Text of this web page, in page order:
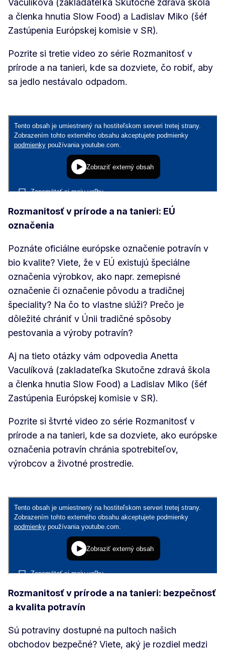
Vaculíková (zakladateľka Skutočne zdravá škola
a členka hnutia Slow Food) a Ladislav Miko (šéf
Zastúpenia Európskej komisie v SR).
Pozrite si tretie video zo série Rozmanitosť v
prírode a na tanieri, kde sa dozviete, čo robiť, aby
sa jedlo nestávalo odpadom.
Rozmanitosť v prírode a na tanieri: EÚ
označenia
Poznáte oficiálne európske označenie potravín v
bio kvalite? Viete, že v EÚ existujú špeciálne
označenia výrobkov, ako napr. zemepisné
označenie či označenie pôvodu a tradičnej
špeciality? Na čo to vlastne slúži? Prečo je
dôležité chrániť v Únii tradičné spôsoby
pestovania a výroby potravín?
Aj na tieto otázky vám odpovedia Anetta
Vaculíková (zakladateľka Skutočne zdravá škola
a členka hnutia Slow Food) a Ladislav Miko (šéf
Zastúpenia Európskej komisie v SR).
Pozrite si štvrté video zo série Rozmanitosť v
prírode a na tanieri, kde sa dozviete, ako európske
označenia potravín chránia spotrebiteľov,
výrobcov a životné prostredie.
Rozmanitosť v prírode a na tanieri: bezpečnosť
a kvalita potravín
Sú potraviny dostupné na pultoch našich
obchodov bezpečné? Viete, aký je rozdiel medzi